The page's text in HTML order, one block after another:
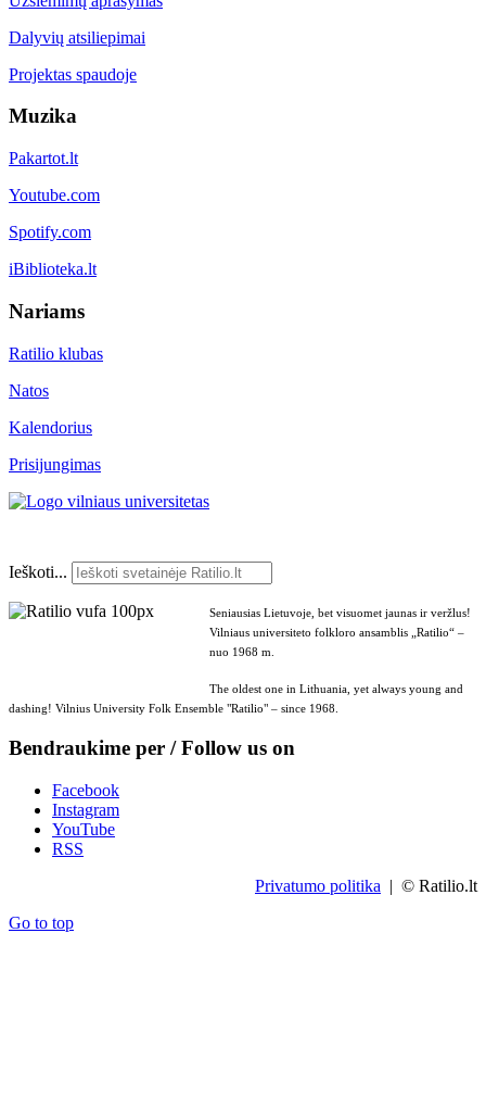
Dalyvių atsiliepimai
Projektas spaudoje
Muzika
Pakartot.lt
Youtube.com
Spotify.com
iBiblioteka.lt
Nariams
Ratilio klubas
Natos
Kalendorius
Prisijungimas
Ieškoti...
Seniausias Lietuvoje, bet visuomet jaunas ir veržlus!
Vilniaus universiteto folkloro ansamblis „Ratilio“ –
nuo 1968 m.
The oldest one in Lithuania, yet always young and
dashing! Vilnius University Folk Ensemble "Ratilio" – since 1968.
Bendraukime per / Follow us on
Facebook
Instagram
YouTube
RSS
Privatumo politika | © Ratilio.lt
Go to top